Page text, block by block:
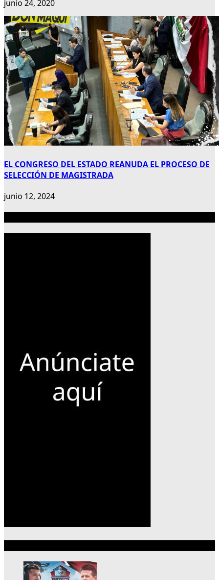
junio 24, 2020
EL CONGRESO DEL ESTADO REANUDA EL PROCESO DE
SELECCIÓN DE MAGISTRADA
junio 12, 2024